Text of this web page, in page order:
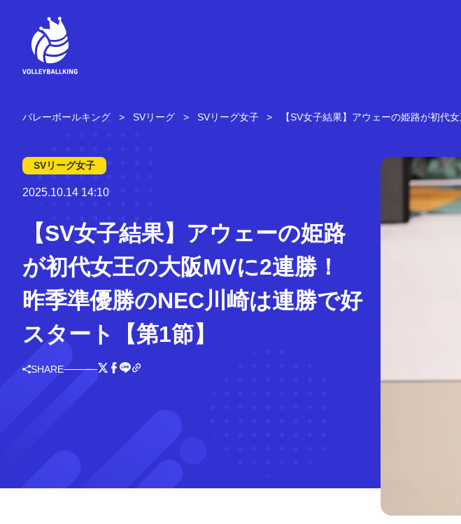
バレーボールキング SVリーグ SVリーグ女子 【SV女子結果】アウェーの姫路が初代
SVリーグ女子
2025.10.14 14:10
【SV女子結果】アウェーの姫路
が初代女王の大阪MVに2連勝！
昨季準優勝のNEC川崎は連勝で好
スタート【第1節】
SHARE